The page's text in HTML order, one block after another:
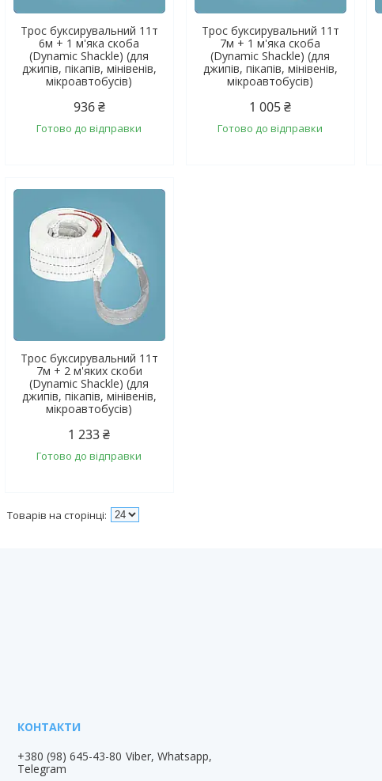
Трос буксирувальний 11т
6м + 1 м'яка скоба
(Dynamic Shackle) (для
джипів, пікапів, мінівенів,
мікроавтобусів)
936 ₴
Готово до відправки
Трос буксирувальний 11т
7м + 1 м'яка скоба
(Dynamic Shackle) (для
джипів, пікапів, мінівенів,
мікроавтобусів)
1 005 ₴
Готово до відправки
Трос буксирувальний 11т
7м + 2 м'яких скоби
(Dynamic Shackle) (для
джипів, пікапів, мінівенів,
мікроавтобусів)
1 233 ₴
Готово до відправки
+380 (98) 645-43-80 Viber, Whatsapp,
Telegram